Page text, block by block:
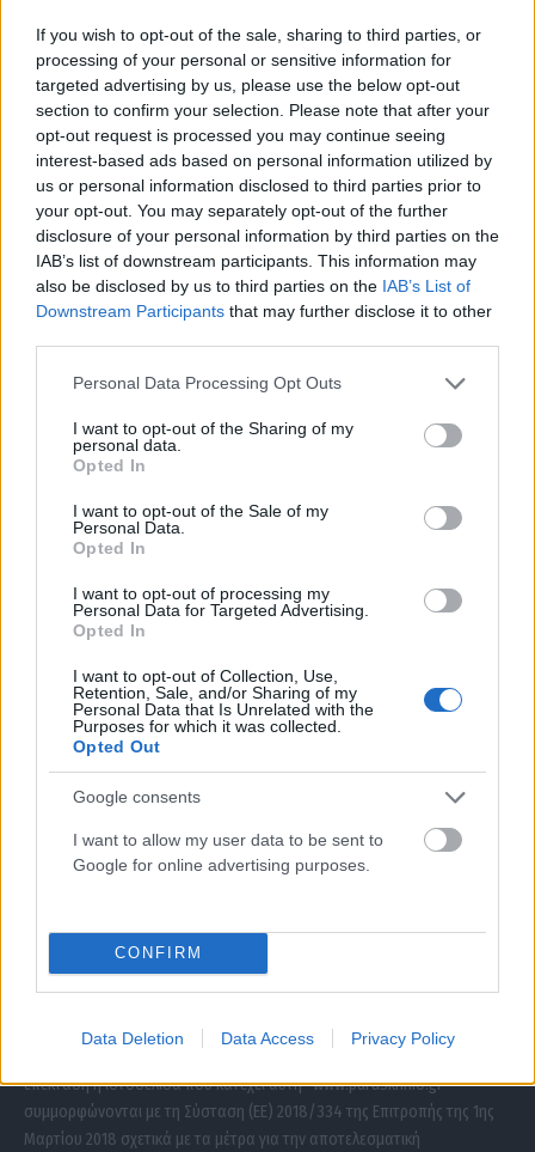
If you wish to opt-out of the sale, sharing to third parties, or
processing of your personal or sensitive information for
targeted advertising by us, please use the below opt-out
section to confirm your selection. Please note that after your
opt-out request is processed you may continue seeing
interest-based ads based on personal information utilized by
us or personal information disclosed to third parties prior to
your opt-out. You may separately opt-out of the further
disclosure of your personal information by third parties on the
IAB’s list of downstream participants. This information may
also be disclosed by us to third parties on the IAB’s List of
Downstream Participants that may further disclose it to other
Please note that this website/app uses one or more Google
not limited to your visit or usage behaviour. You may click to
grant or deny consent to Google and its third-party tags to
use your data for below specified purposes in below Google
consent section.
Personal Data Processing Opt Outs
I want to opt-out of the Sharing of my
personal data.
Opted In
I want to opt-out of the Sale of my
Personal Data.
Opted In
I want to opt-out of processing my
Personal Data for Targeted Advertising.
Opted In
I want to opt-out of Collection, Use,
Retention, Sale, and/or Sharing of my
Personal Data that Is Unrelated with the
Purposes for which it was collected.
Opted Out
Google consents
I want to allow my user data to be sent to
Google for online advertising purposes.
CONFIRM
Data Deletion Data Access Privacy Policy
H τετράδα… φωτιά του Παναθηναϊκού έφερε τη νίκη
επί της Αναντολού Εφές
ΑΝΑΡΤΗΘΗΚΕ ΑΠΟ ΕΛΕΑΝΑ ΖΑΜΠΑΡΑ 7 ΣΕΠΤΕΜΒΡΊΟΥ 2024
Βελτιωμένος σε σχέση με το πρώτο του φιλικό παρουσιάστηκε
σήμερα ο Παναθηναϊκός απέναντι στην Αναντολού Εφές. Οι
«πράσινοι» επικράτησαν των…
επέκταση η ιστοσελίδα που κατέχει αυτή “www.paraskhnio.gr”
συμμορφώνονται με τη Σύσταση (ΕΕ) 2018/334 της Επιτροπής της 1ης
Μαρτίου 2018 σχετικά με τα μέτρα για την αποτελεσματική